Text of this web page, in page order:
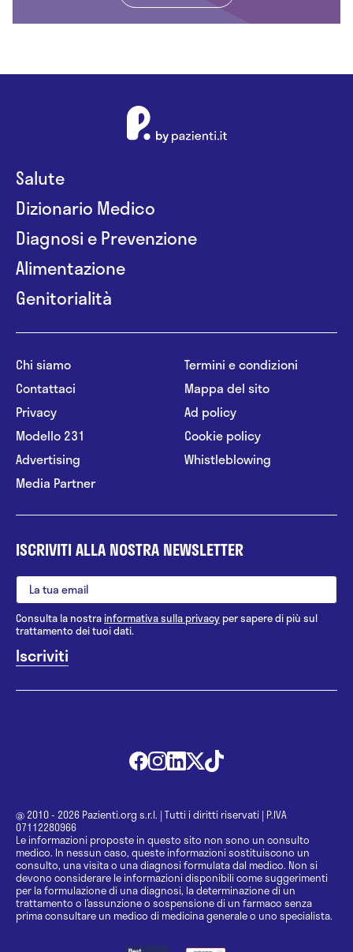
Salute
Dizionario Medico
Diagnosi e Prevenzione
Alimentazione
Genitorialità
Chi siamo
Contattaci
Privacy
Modello 231
Advertising
Media Partner
Termini e condizioni
Mappa del sito
Ad policy
Cookie policy
Whistleblowing
ISCRIVITI ALLA NOSTRA NEWSLETTER
Consulta la nostrainformativa sulla privacy per sapere di più sul
trattamento dei tuoi dati.
@ 2010 - 2026 Pazienti.org s.r.l. | Tutti i diritti riservati | P.IVA
07112280966
Le informazioni proposte in questo sito non sono un consulto
medico. In nessun caso, queste informazioni sostituiscono un
consulto, una visita o una diagnosi formulata dal medico. Non si
devono considerare le informazioni disponibili come suggerimenti
per la formulazione di una diagnosi, la determinazione di un
trattamento o l’assunzione o sospensione di un farmaco senza
prima consultare un medico di medicina generale o uno specialista.